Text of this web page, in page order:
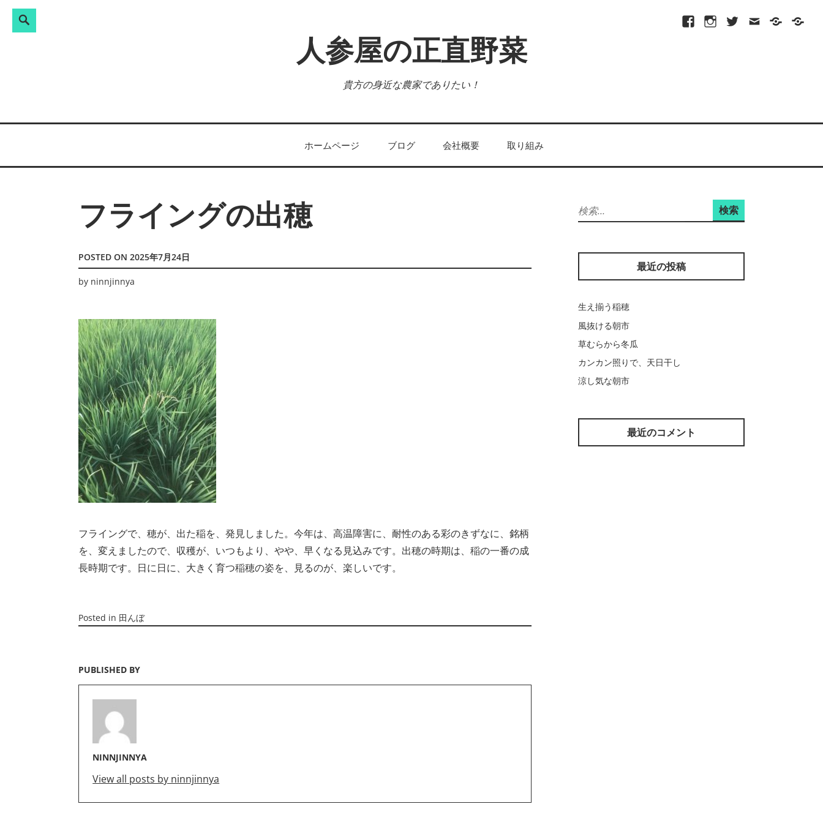
FacebookInstagramTwitter
メ
プ
ポ
シ
site-
Search
人参屋の正直野菜
貴方の身近な農家でありたい！
ホームページ ブログ 会社概要 取り組み
フライングの出穂
POSTED ON 2025年7月24日
by ninnjinnya
フライングで、穂が、出た稲を、発見しました。今年は、高温障害に、耐性のある彩のきずなに、銘柄
を、変えましたので、収穫が、いつもより、やや、早くなる見込みです。出穂の時期は、稲の一番の成
長時期です。日に日に、大きく育つ稲穂の姿を、見るのが、楽しいです。
Posted in 田んぼ
PUBLISHED BY
NINNJINNYA
View all posts by ninnjinnya
検
索:
最近の投稿
生え揃う稲穂
風抜ける朝市
草むらから冬瓜
カンカン照りで、天日干し
涼し気な朝市
最近のコメント